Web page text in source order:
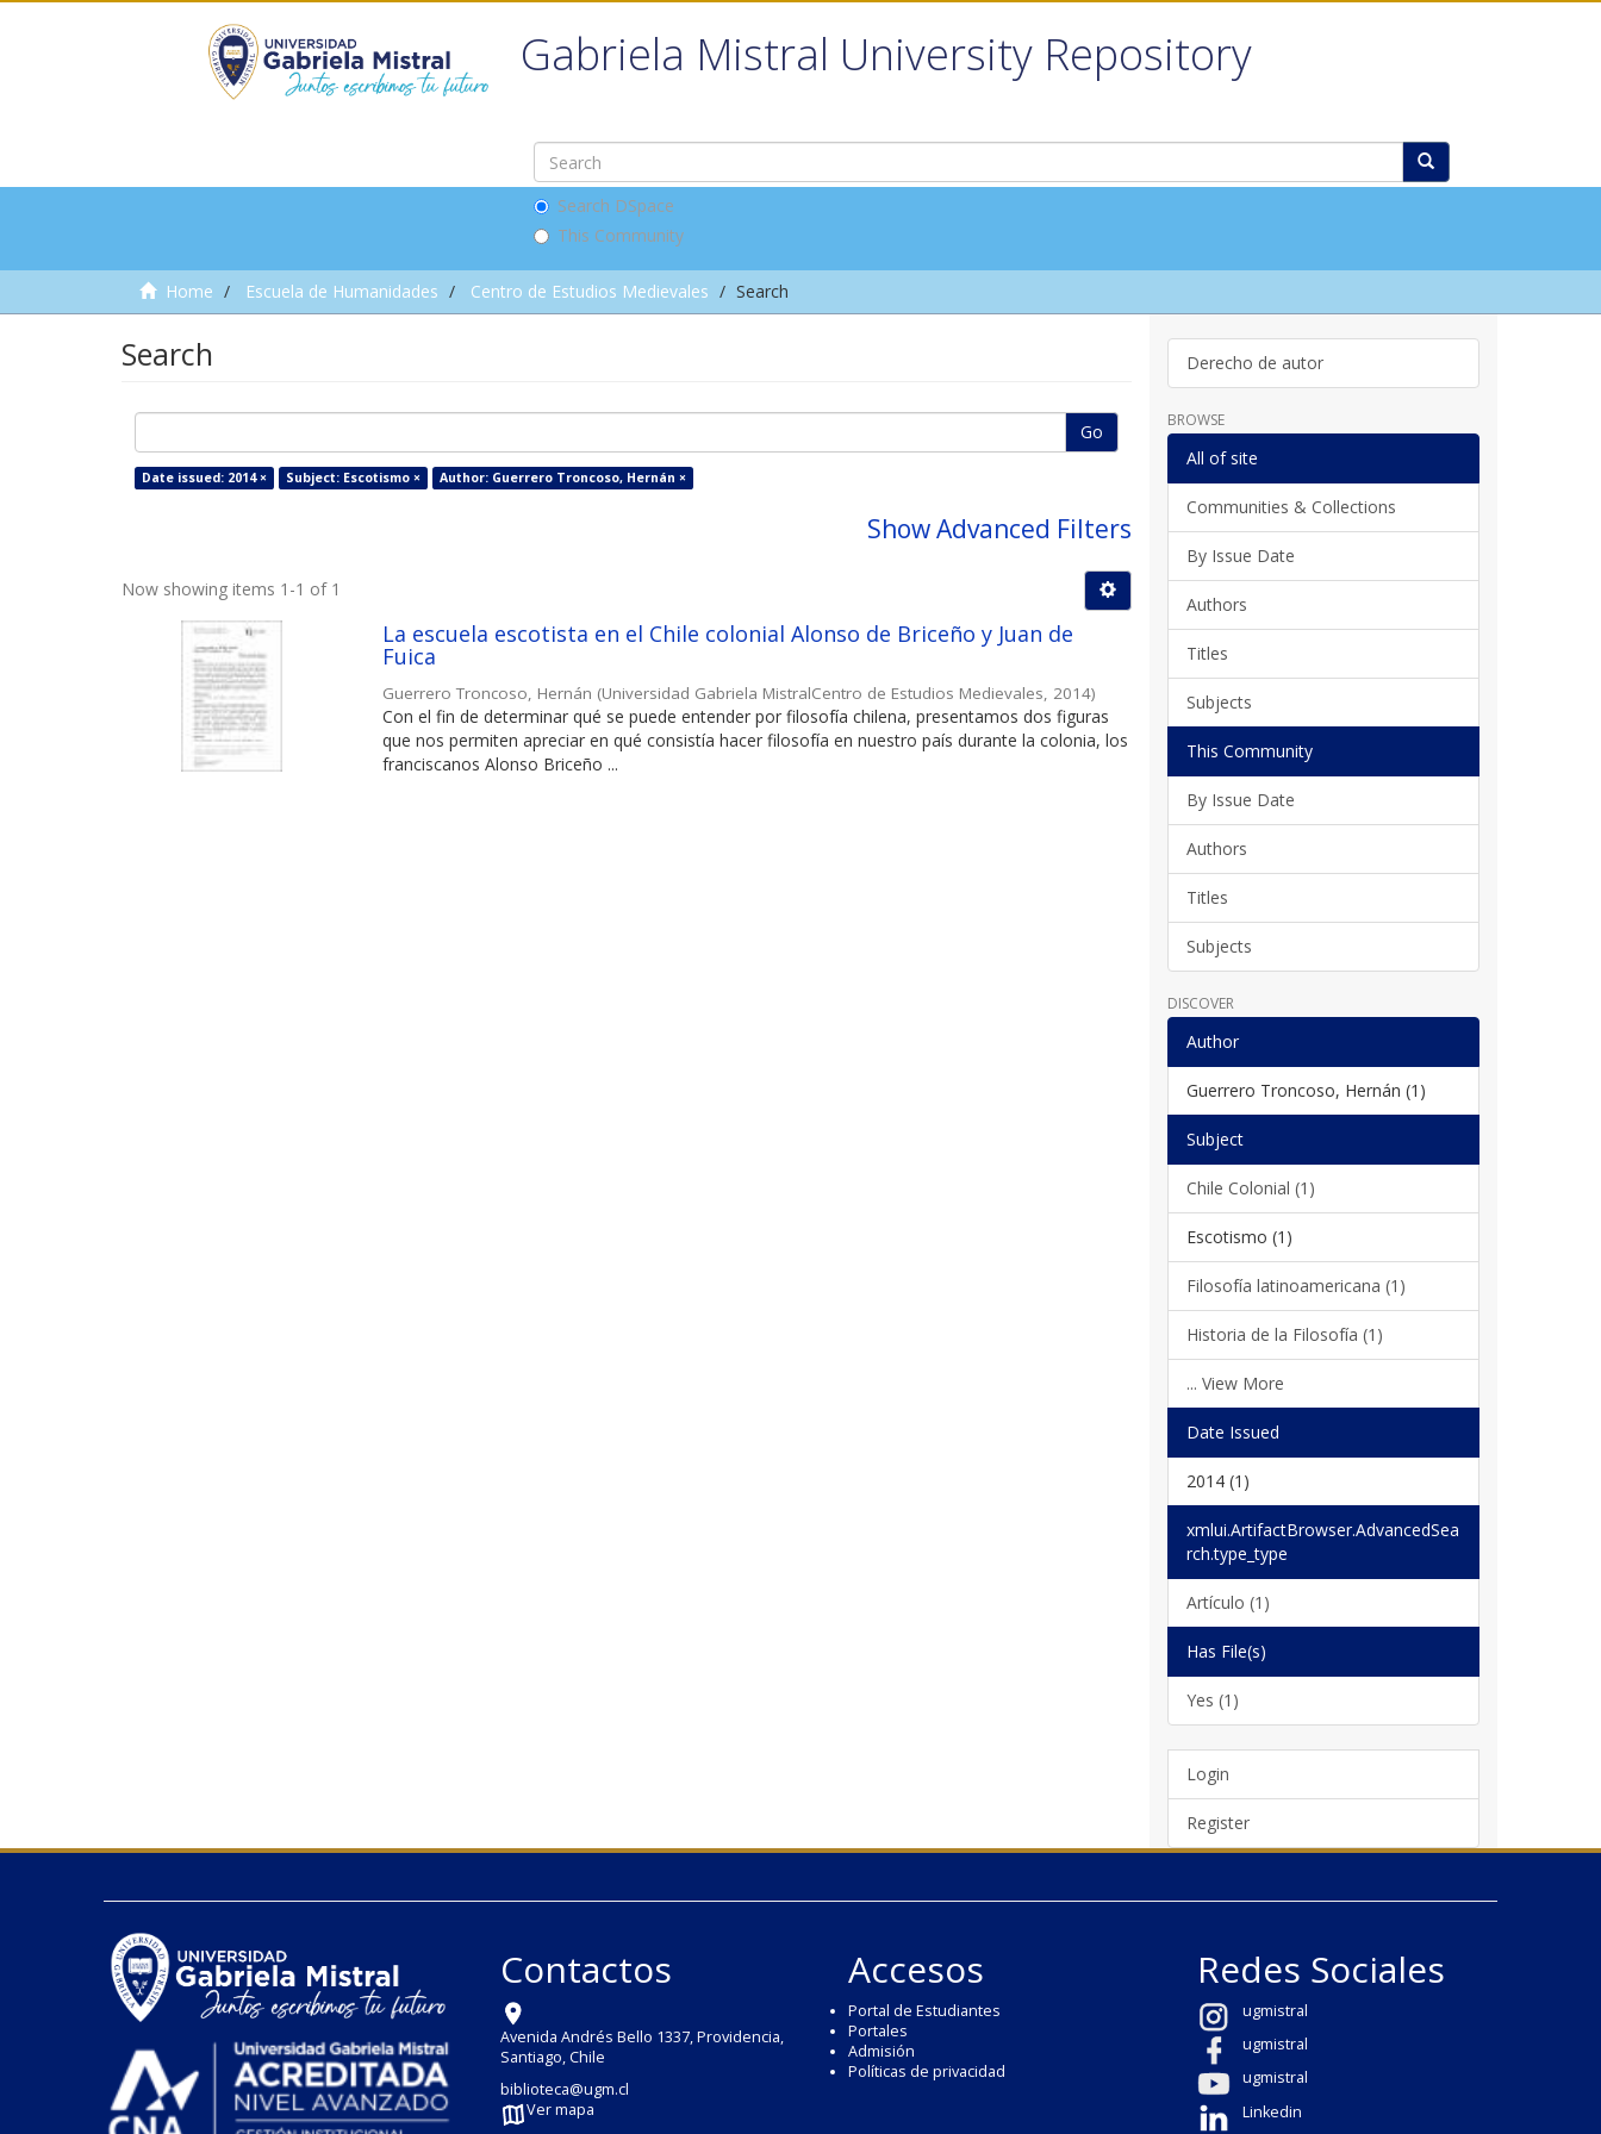
Gabriela Mistral University Repository
Search DSpace
This Community
Home Escuela de Humanidades Centro de Estudios Medievales Search
Search
Go
Date issued: 2014 × Subject: Escotismo × Author: Guerrero Troncoso, Hernán ×
Show Advanced Filters
Now showing items 1-1 of 1
La escuela escotista en el Chile colonial Alonso de Briceño y Juan de
Fuica
Guerrero Troncoso, Hernán (Universidad Gabriela MistralCentro de Estudios Medievales 2014)
Con el fin de determinar qué se puede entender por filosofía chilena, presentamos dos figuras
que nos permiten apreciar en qué consistía hacer filosofía en nuestro país durante la colonia, los
franciscanos Alonso Briceño ...
Derecho de autor
BROWSE
All of site
Communities & Collections
By Issue Date
Authors
Titles
Subjects
This Community
By Issue Date
Authors
Titles
Subjects
DISCOVER
Author
Guerrero Troncoso, Hernán (1)
Subject
Chile Colonial (1)
Escotismo (1)
Filosofía latinoamericana (1)
Historia de la Filosofía (1)
... View More
Date Issued
2014 (1)
xmlui.ArtifactBrowser.AdvancedSea
rch.type_type
Artículo (1)
Has File(s)
Yes (1)
Login
Register
Contactos
Avenida Andrés Bello 1337, Providencia,
Santiago, Chile
biblioteca@ugm.cl
Ver mapa
Accesos
Portal de Estudiantes
Portales
Admisión
Políticas de privacidad
Redes Sociales
ugmistral
ugmistral
ugmistral
Linkedin